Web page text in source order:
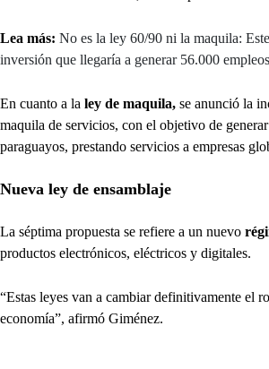
Lea más: No es la ley 60/90 ni la maquila:
inversión que llegaría a generar 56.000
En cuanto a la ley de maquila, se anunció la
maquila de servicios, con el objetivo de
paraguayos, prestando servicios a empresas
Nueva ley de ensamblaje
La séptima propuesta se refiere a un nuevo
productos electrónicos, eléctricos y digitales.
“Estas leyes van a cambiar definitivamente el
economía”, afirmó Giménez.